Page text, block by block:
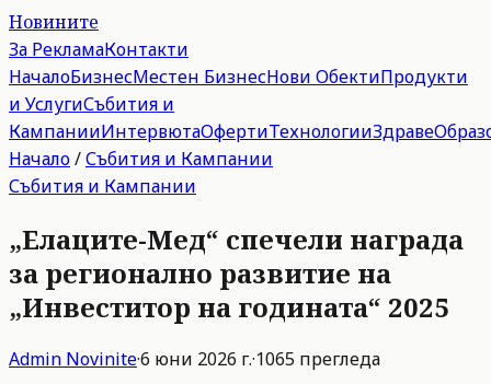
Новините
За РекламаКонтакти
НачалоБизнесМестен БизнесНови ОбектиПродукти
и УслугиСъбития и
КампанииИнтервютаОфертиТехнологииЗдраве
Начало/Събития и Кампании
Събития и Кампании
„Елаците-Мед“ спечели награда
за регионално развитие на
„Инвеститор на годината“ 2025
Admin Novinite·6 юни 2026 г.·1065 прегледа